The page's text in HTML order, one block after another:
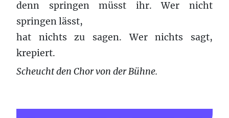
denn springen müsst ihr. Wer nicht
springen lässt,
hat nichts zu sagen. Wer nichts sagt,
krepiert.
Scheuchtden Chorvon der Bühne.